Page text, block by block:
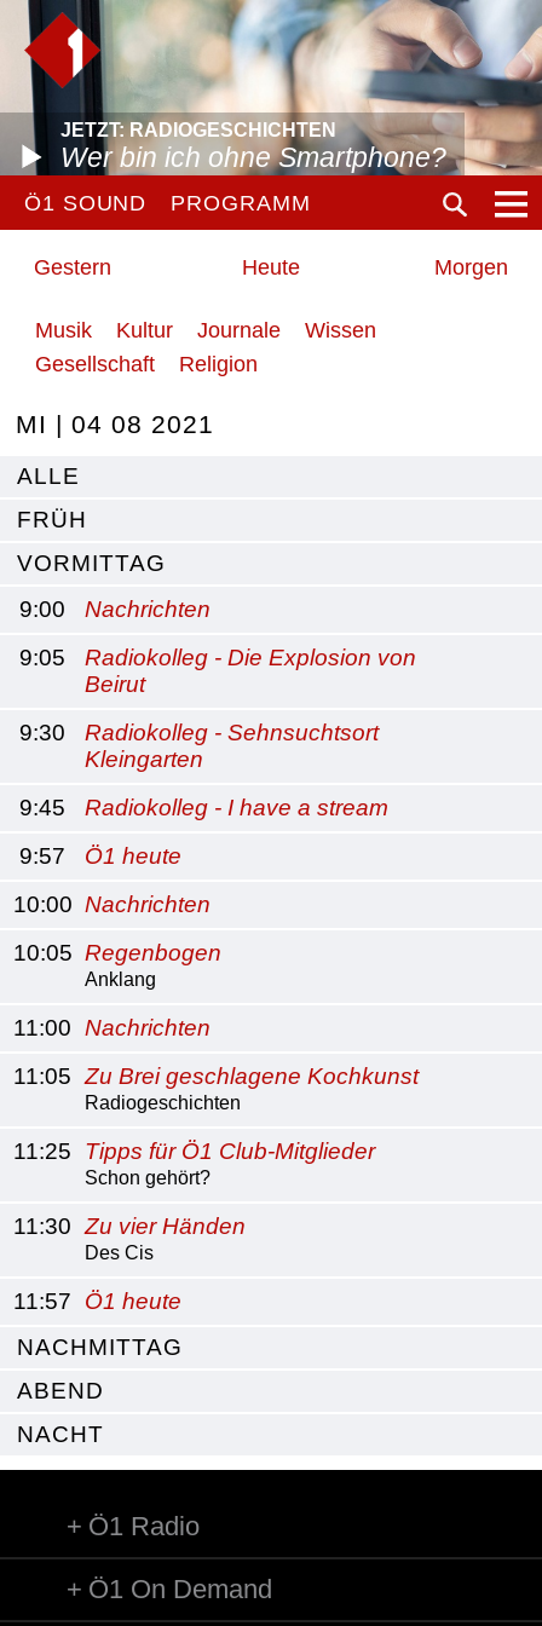
JETZT: RADIOGESCHICHTEN
Wer bin ich ohne Smartphone?
Ö1 SOUND PROGRAMM
Gestern Heute Morgen
Musik Kultur Journale
Wissen
Gesellschaft
Religion
MI | 04 08 2021
ALLE
FRÜH
VORMITTAG
9:00
Nachrichten
9:05
Radiokolleg - Die Explosion von
Beirut
9:30
Radiokolleg - Sehnsuchtsort
Kleingarten
9:45
Radiokolleg - I have a stream
9:57
Ö1 heute
10:00 Nachrichten
10:05 Regenbogen
Anklang
11:00 Nachrichten
11:05 Zu Brei geschlagene Kochkunst
Radiogeschichten
11:25 Tipps für Ö1 Club-Mitglieder
Schon gehört?
11:30 Zu vier Händen
Des Cis
11:57
Ö1 heute
NACHMITTAG
ABEND
NACHT
Ö1 Radio
Ö1 On Demand